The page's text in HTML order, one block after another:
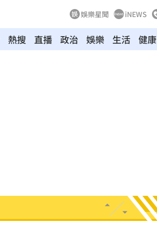
娛樂星聞 iNEWS
熱搜 直播 政治 娛樂 生活 健康